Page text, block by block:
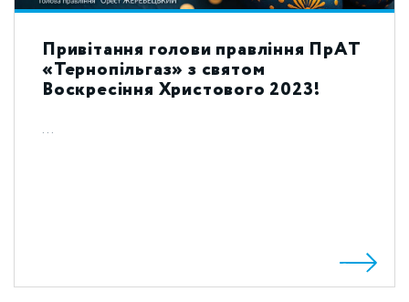
Привітання голови правління ПрАТ
«Тернопільгаз» з святом
Воскресіння Христового 2023!
...